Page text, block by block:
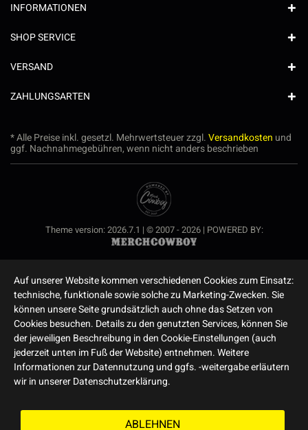
INFORMATIONEN
SHOP SERVICE
VERSAND
ZAHLUNGSARTEN
* Alle Preise inkl. gesetzl. Mehrwertsteuer zzgl.Versandkosten und
ggf. Nachnahmegebühren, wenn nicht anders beschrieben
Theme version: 2026.7.1 | © 2007 - 2026 | POWERED BY:
Auf unserer Website kommen verschiedenen Cookies zum Einsatz:
technische, funktionale sowie solche zu Marketing-Zwecken. Sie
können unsere Seite grundsätzlich auch ohne das Setzen von
Cookies besuchen. Details zu den genutzten Services, können Sie
der jeweiligen Beschreibung in den Cookie-Einstellungen (auch
jederzeit unten im Fuß der Website) entnehmen. Weitere
Informationen zur Datennutzung und ggfs. -weitergabe erläutern
wir in unserer Datenschutzerklärung.
ABLEHNEN